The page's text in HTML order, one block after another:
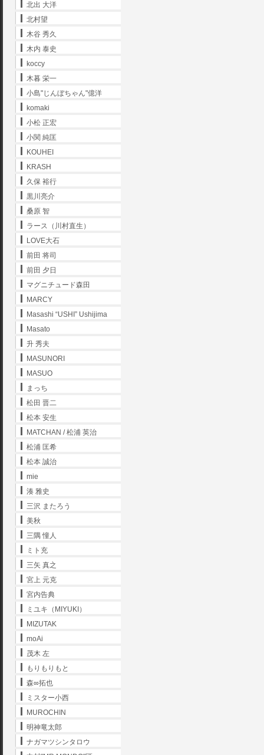
北出 大洋
北村望
木谷 秀久
木内 泰史
koccy
木暮 栄一
小島"じんぼちゃん"億洋
komaki
小松 正宏
小関 純匡
KOUHEI
KRASH
久保 裕行
黒川亮介
桑原 智
ラース（川村直生）
LOVE大石
前田 将司
前田 夕日
マグニチュード森田
MARCY
Masashi “USHI” Ushijima
Masato
升 秀夫
MASUNORI
MASUO
まっち
松田 晋二
松本 安生
MATCHAN / 松浦 英治
松浦 匡希
松本 誠治
mie
湊 雅史
三沢 またろう
美秋
三隅 憧人
ミト充
三矢 真之
宮上 元克
宮内告典
ミユキ（MIYUKI）
MIZUTAK
moAi
茂木 左
もりもりもと
森∞拓也
ミスター小西
MUROCHIN
明神竜太郎
ナガマツシンタロウ